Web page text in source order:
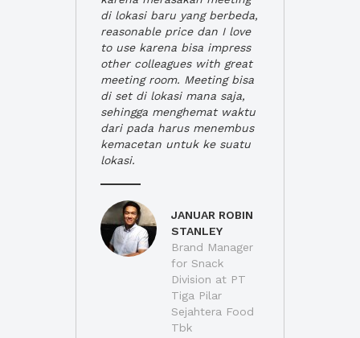
di lokasi baru yang berbeda,
reasonable price dan I love
to use karena bisa impress
other colleagues with great
meeting room. Meeting bisa
di set di lokasi mana saja,
sehingga menghemat waktu
dari pada harus menembus
kemacetan untuk ke suatu
lokasi.
JANUAR ROBIN
STANLEY
Brand Manager
for Snack
Division at PT
Tiga Pilar
Sejahtera Food
Tbk